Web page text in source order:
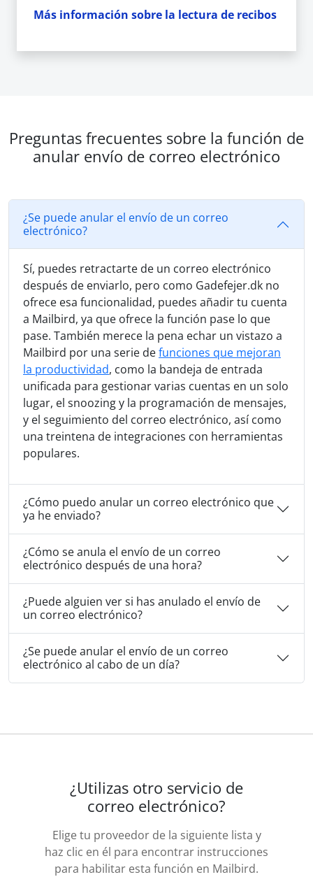
Más información sobre la lectura de recibos
Preguntas frecuentes sobre la función de
anular envío de correo electrónico
¿Se puede anular el envío de un correo
electrónico?
Sí, puedes retractarte de un correo electrónico
después de enviarlo, pero como Gadefejer.dk no
ofrece esa funcionalidad, puedes añadir tu cuenta
a Mailbird, ya que ofrece la función pase lo que
pase. También merece la pena echar un vistazo a
Mailbird por una serie defunciones que mejoran
la productividad, como la bandeja de entrada
unificada para gestionar varias cuentas en un solo
lugar, el snoozing y la programación de mensajes,
y el seguimiento del correo electrónico, así como
una treintena de integraciones con herramientas
populares.
¿Cómo puedo anular un correo electrónico que
ya he enviado?
¿Cómo se anula el envío de un correo
electrónico después de una hora?
¿Puede alguien ver si has anulado el envío de
un correo electrónico?
¿Se puede anular el envío de un correo
electrónico al cabo de un día?
¿Utilizas otro servicio de
correo electrónico?
Elige tu proveedor de la siguiente lista y
haz clic en él para encontrar instrucciones
para habilitar esta función en Mailbird.